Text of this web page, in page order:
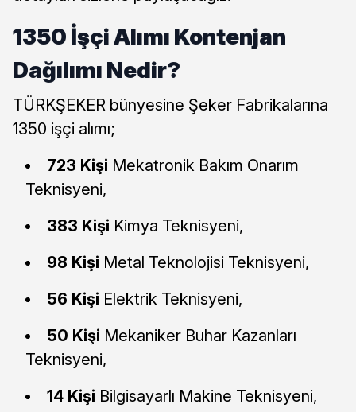
1350 İşçi Alımı Kontenjan
Dağılımı Nedir?
TÜRKŞEKER bünyesine Şeker Fabrikalarına
1350 işçi alımı;
723 Kişi Mekatronik Bakım Onarım
Teknisyeni,
383 Kişi Kimya Teknisyeni,
98 Kişi Metal Teknolojisi Teknisyeni,
56 Kişi Elektrik Teknisyeni,
50 Kişi Mekaniker Buhar Kazanları
Teknisyeni,
14 Kişi Bilgisayarlı Makine Teknisyeni,